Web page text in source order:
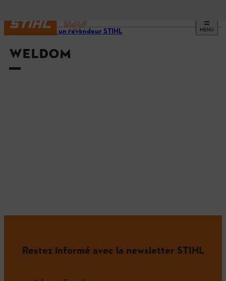
MENU
Trouvez un revendeur STIHL
WELDOM
Restez informé avec la newsletter STIHL